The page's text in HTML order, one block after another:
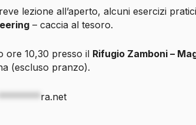
lezione all’aperto, alcuni esercizi
– caccia al tesoro.
ore 10,30 presso il Rifugio Zamboni –
(escluso pranzo).
ra.net